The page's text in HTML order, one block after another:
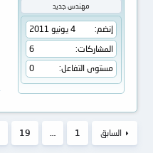
مهندس جديد
إنضم
4 يونيو 2011
المشاركات
6
مستوى التفاعل
0
السابق 1
…
19